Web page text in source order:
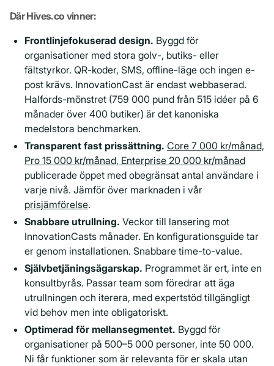
Där Hives.co vinner:
Frontlinjefokuserad design. Byggd för
organisationer med stora golv-, butiks- eller
fältstyrkor. QR-koder, SMS, offline-läge och ingen e-
post krävs. InnovationCast är endast webbaserad.
Halfords-mönstret (759 000 pund från 515 idéer på 6
månader över 400 butiker) är det kanoniska
medelstora benchmarken.
Transparent fast prissättning. Core 7 000 kr/månad,
Pro 15 000 kr/månad, Enterprise 20 000 kr/månad
publicerade öppet med obegränsat antal användare i
varje nivå. Jämför över marknaden i vår
prisjämförelse.
Snabbare utrullning. Veckor till lansering mot
InnovationCasts månader. En konfigurationsguide tar
er genom installationen. Snabbare time-to-value.
Självbetjäningsägarskap. Programmet är ert, inte en
konsultbyrås. Passar team som föredrar att äga
utrullningen och iterera, med expertstöd tillgängligt
vid behov men inte obligatoriskt.
Optimerad för mellansegmentet. Byggd för
organisationer på 500–5 000 personer, inte 50 000.
Ni får funktioner som är relevanta för er skala utan